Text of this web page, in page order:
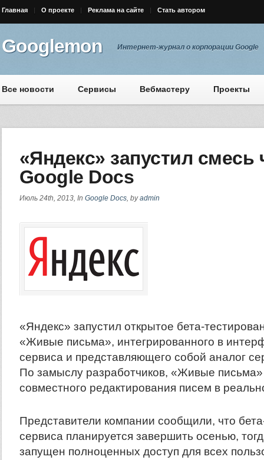
Главная О проекте Реклама на сайте Стать автором
Googlemon Интернет-журнал о корпорации Google
Все новости Сервисы Вебмастеру Проекты
«Яндекс» запустил смесь
Google Docs
Июль 24th, 2013, In Google Docs, byadmin
«Яндекс» запустил открытое бета-
«Живые письма», интегрированного в
сервиса и представляющего собой аналог
По замыслу разработчиков, «Живые
совместного редактирования писем в
Представители компании сообщили, что
сервиса планируется завершить осенью,
запущен полноценных доступ для всех